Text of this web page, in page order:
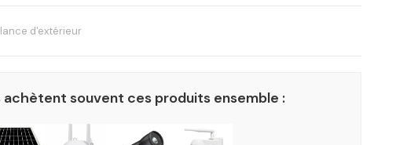
d'extérieur
achètent souvent ces produits ensemble :